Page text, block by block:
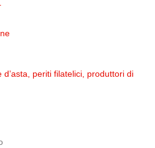
periti filatelici, produttori di